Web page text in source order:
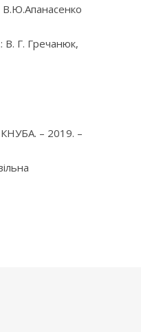
В.Ю.Апанасенко
В. Г. Гречанюк,
КНУБА. – 2019. –